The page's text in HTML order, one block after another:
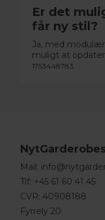
Er det
får ny stil?
Ja, med
muligt at
1753448783
Mail:
Tlf: +45 61 60 41 45
CVR: 40908188
Fyrrely 20